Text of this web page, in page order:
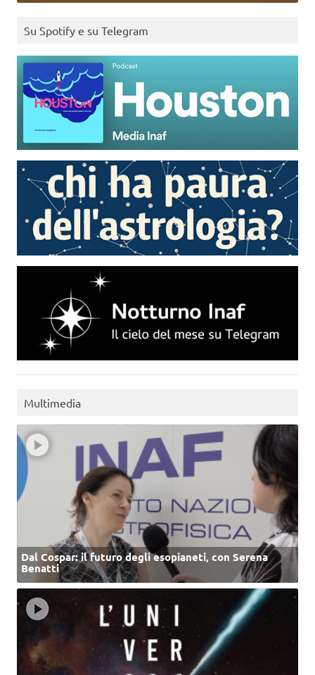
Su Spotify e su Telegram
Multimedia
Dal Cospar: il futuro degli esopianeti, con Serena
Benatti